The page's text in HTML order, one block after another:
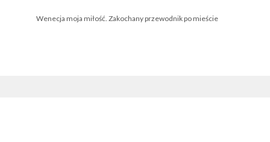
Wenecja moja miłość. Zakochany przewodnik po mieście